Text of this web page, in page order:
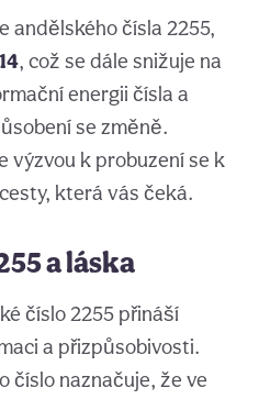
andělského čísla 2255,
, což se dále snižuje na
energii čísla a
se změně.
výzvou k probuzení se k
která vás čeká.
a láska
číslo 2255 přináší
a přizpůsobivosti.
číslo naznačuje, že ve